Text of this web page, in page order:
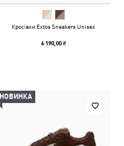
Кросівки Extos Sneakers Unisex
6 190,00 ₴
НОВИНКА